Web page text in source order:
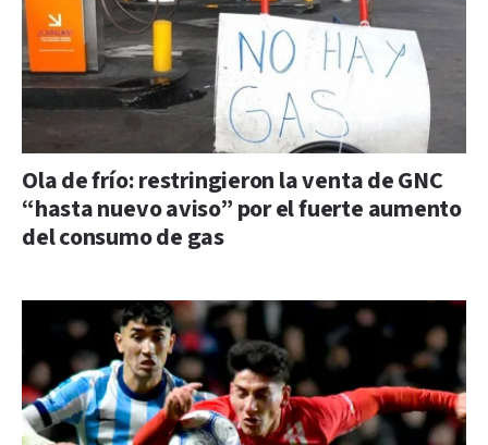
Ola de frío: restringieron la venta de GNC
“hasta nuevo aviso” por el fuerte aumento
del consumo de gas